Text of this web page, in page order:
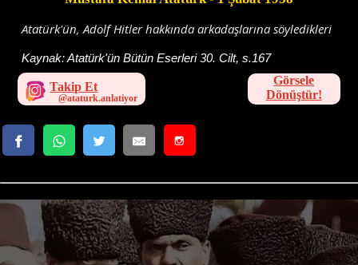
Atatürk'ün, Adolf Hitler hakkında arkadaşlarına söyledikleri
Kaynak:Atatürk'ün Bütün Eserleri 30. Cilt, s.167
Takip Et
Görsele
Dönüştür!